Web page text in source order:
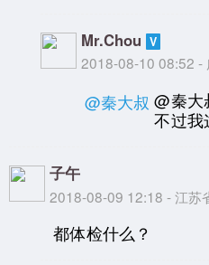
Mr.Chou
2018-08-10 08:52 -
@秦大叔 @秦大
不过我
子午
2018-08-09 12:18 - 江苏
都体检什么？